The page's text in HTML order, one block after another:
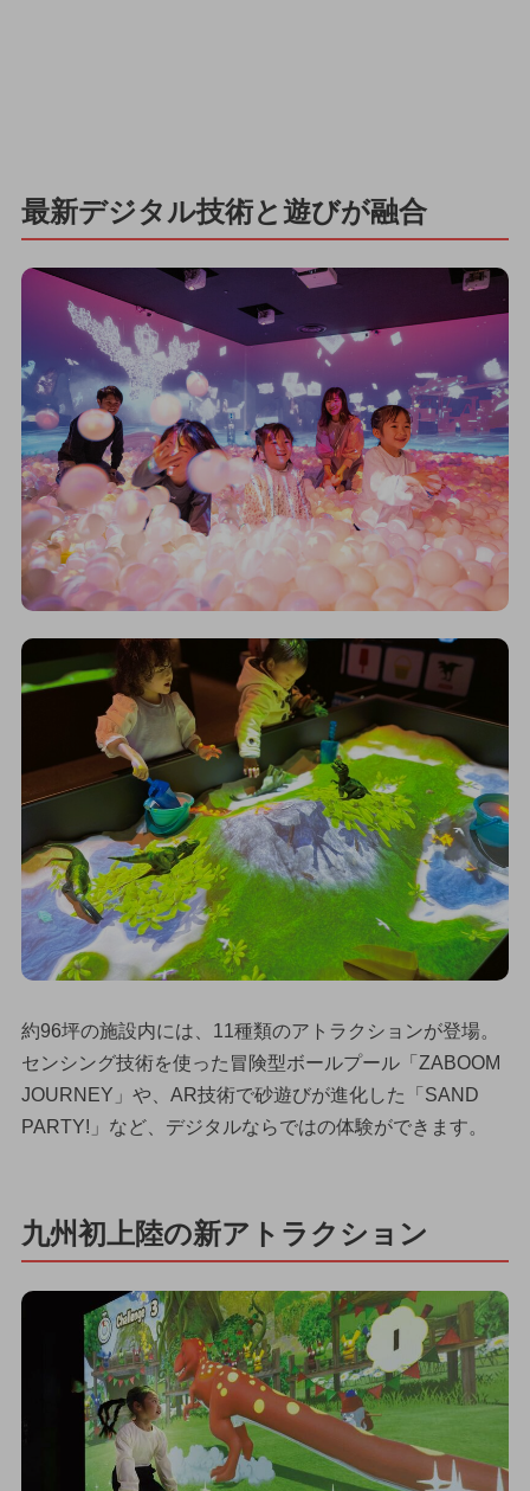
最新デジタル技術と遊びが融合
約96坪の施設内には、11種類のアトラクションが登場。
センシング技術を使った冒険型ボールプール「ZABOOM
JOURNEY」や、AR技術で砂遊びが進化した「SAND
PARTY!」など、デジタルならではの体験ができます。
九州初上陸の新アトラクション